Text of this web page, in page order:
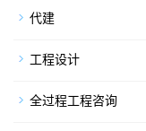
代建
工程设计
全过程工程咨询